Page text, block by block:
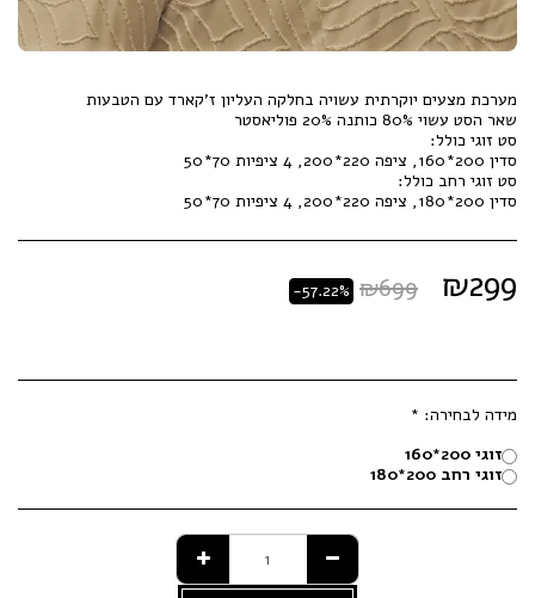
סדין 200*180, ציפה 220*200, 4 ציפיות 70*50
₪299
₪699
-57.22%
מידה לבחירה: *
זוגי 200*160
זוגי רחב 200*180